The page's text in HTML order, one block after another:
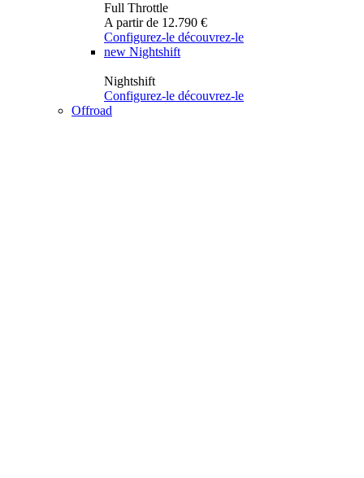
Full Throttle
A partir de 12.790 €
Configurez-le découvrez-le
new Nightshift
Nightshift
Configurez-le découvrez-le
Offroad